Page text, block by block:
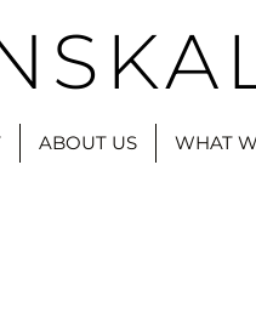
ABOUT US WHAT